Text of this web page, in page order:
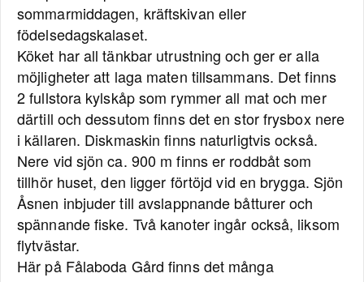
sommarmiddagen, kräftskivan eller
födelsedagskalaset.
Köket har all tänkbar utrustning och ger er alla
möjligheter att laga maten tillsammans. Det finns
2 fullstora kylskåp som rymmer all mat och mer
därtill och dessutom finns det en stor frysbox nere
i källaren. Diskmaskin finns naturligtvis också.
Nere vid sjön ca. 900 m finns er roddbåt som
tillhör huset, den ligger förtöjd vid en brygga. Sjön
Åsnen inbjuder till avslappnande båtturer och
spännande fiske. Två kanoter ingår också, liksom
flytvästar.
Här på Fålaboda Gård finns det många